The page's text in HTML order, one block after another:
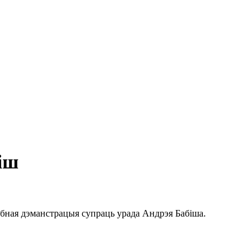
дэманстрацыя супраць урада Андрэя Бабіша.